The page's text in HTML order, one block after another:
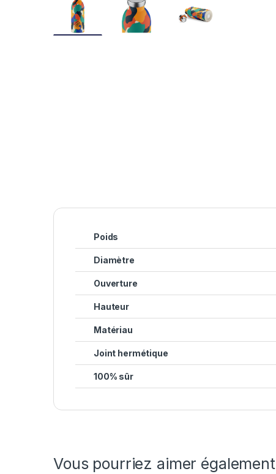
Poids
Diamètre
Ouverture
Hauteur
Matériau
Joint hermétique
100% sûr
Vous pourriez aimer également